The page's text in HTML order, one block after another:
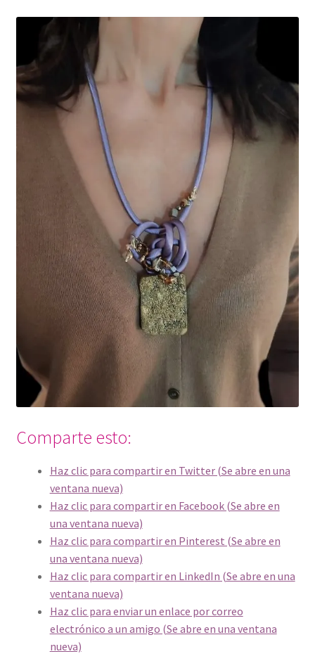
Comparte esto:
Haz clic para compartir en Twitter (Se abre en una
ventana nueva)
Haz clic para compartir en Facebook (Se abre en
una ventana nueva)
Haz clic para compartir en Pinterest (Se abre en
una ventana nueva)
Haz clic para compartir en LinkedIn (Se abre en una
ventana nueva)
Haz clic para enviar un enlace por correo
electrónico a un amigo (Se abre en una ventana
nueva)